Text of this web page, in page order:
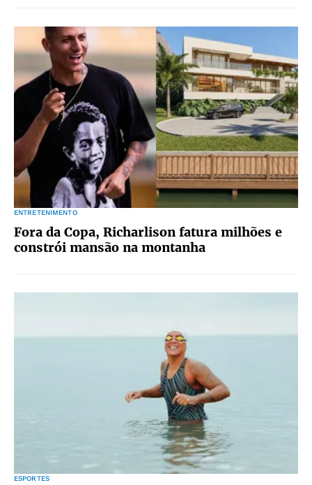
ENTRETENIMENTO
Fora da Copa, Richarlison fatura milhões e
constrói mansão na montanha
ESPORTES